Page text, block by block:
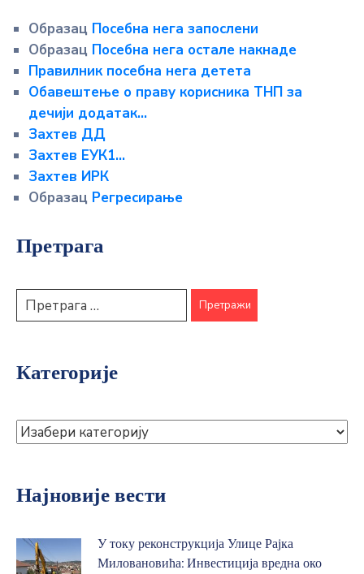
Образац Посебна нега запослени
Образац Посебна нега остале накнаде
Правилник посебна нега детета
Обавештење о праву корисника ТНП за
дечији додатак…
Захтев ДД
Захтев ЕУК1…
Захтев ИРК
Образац Регресирање
Претрага
Категорије
Најновије вести
У току реконструкција Улице Рајка
Миловановића: Инвестиција вредна око